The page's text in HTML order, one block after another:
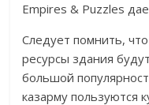
Empires & Puzzles
Следует помнить,
ресурсы здания
большой
казарму пользуются